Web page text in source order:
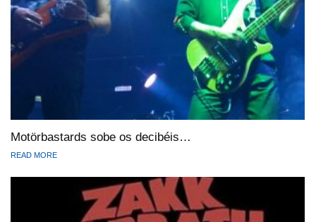
Motörbastards sobe os decibéis…
READ MORE